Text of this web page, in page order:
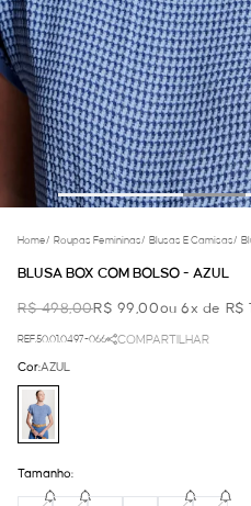
Home/ Roupas Femininas/ Blusas E Camisas/
BLUSA BOX COM BOLSO - AZUL
R$ 498,00R$ 99,00ou 6x de R$
REF.50.01.0497-066 COMPARTILHAR
Cor:AZUL
Tamanho: